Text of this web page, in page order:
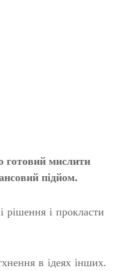
готовий мислити
підйом.
рішення і прокласти
в ідеях інших.